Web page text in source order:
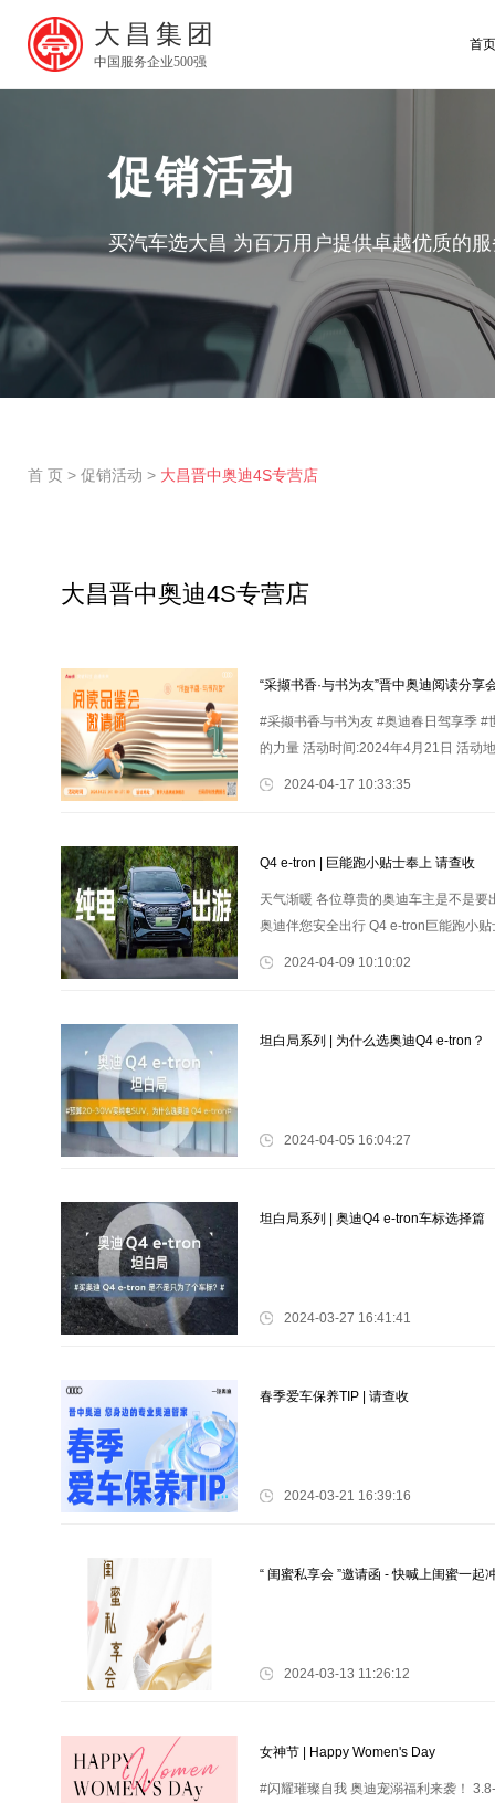
大昌集团
中国服务企业500强
首页
促销活动
买汽车选大昌 为百万用户提供卓越优质的
首 页> 促销活动 > 大昌晋中奥迪4S专营店
大昌晋中奥迪4S专营店
“采撷书香·与书为友”晋中奥迪阅读分享
#采撷书香与书为友 #奥迪春日驾享季
的力量 活动时间:2024年4月21日 活动
海！
2024-04-17 10:33:35
Q4 e-tron | 巨能跑小贴士奉上 请查收
天气渐暖 各位尊贵的奥迪车主是不是
奥迪伴您安全出行 Q4 e-tron巨能跑小
2024-04-09 10:10:02
坦白局系列 | 为什么选奥迪Q4 e-tron？
2024-04-05 16:04:27
坦白局系列 | 奥迪Q4 e-tron车标选择篇
2024-03-27 16:41:41
春季爱车保养TIP | 请查收
2024-03-21 16:39:16
“ 闺蜜私享会 ”邀请函 - 快喊上闺蜜一起
2024-03-13 11:26:12
女神节 | Happy Women's Day
#闪耀璀璨自我 奥迪宠溺福利来袭！